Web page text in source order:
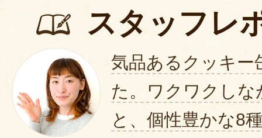
スタッフレ
気品あるクッキー
た。ワクワクし
と、個性豊かな8